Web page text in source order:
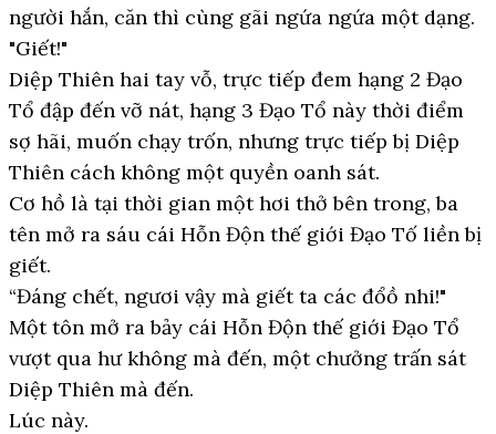
người hắn, căn thì cùng gãi ngứa ngứa một dạng.
"Giết!"
Diệp Thiên hai tay vỗ, trực tiếp đem hạng 2 Đạo
Tổ đập đến vỡ nát, hạng 3 Đạo Tổ này thời điểm
sợ hãi, muốn chạy trốn, nhưng trực tiếp bị Diệp
Thiên cách không một quyền oanh sát.
Cơ hồ là tại thời gian một hơi thở bên trong, ba
tên mở ra sáu cái Hỗn Độn thế giới Đạo Tố liền bị
giết.
“Đáng chết, ngươi vậy mà giết ta các đổồ nhi!"
Một tôn mở ra bảy cái Hỗn Độn thế giới Đạo Tổ
vượt qua hư không mà đến, một chưởng trấn sát
Diệp Thiên mà đến.
Lúc này.